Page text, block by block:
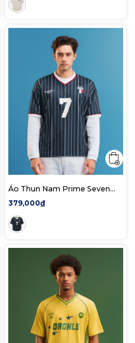
Áo Thun Nam Prime Seven
Form Boxy
379,000₫